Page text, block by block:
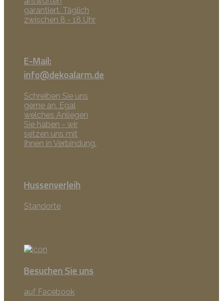
garantiert. Täglich
zwischen 8 - 18 Uhr
E-Mail:
info@dekoalarm.de
Schreiben Sie uns
gerne an. Egal
welches Anliegen
Sie haben - wir
setzen uns mit
Ihnen in Verbindung.
Hussenverleih
Standorte
Besuchen Sie uns
auf Facebook